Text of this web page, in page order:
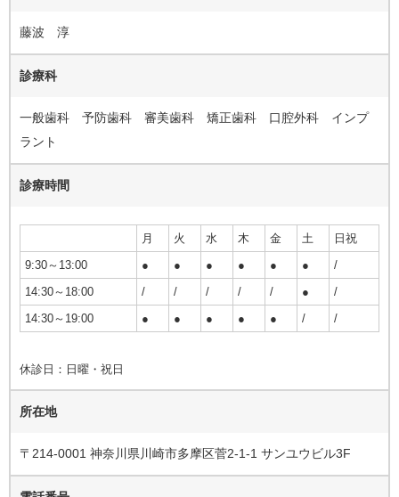
藤波 淳
診療科
一般歯科 予防歯科 審美歯科 矯正歯科 口腔外科 インプ
ラント
診療時間
月 火 水 木 金 土
日祝
9:30～13:00
● ● ● ● ● ●
/
14:30～18:00
/ / / / / ●
/
14:30～19:00
● ● ● ● ● / /
休診日：日曜・祝日
所在地
〒214-0001 神奈川県川崎市多摩区菅2-1-1 サンユウビル3F